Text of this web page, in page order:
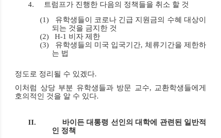
4.
트럼프가 진행한 다음의 정책들을 취소 할 것
(1)
유학생들이 코로나 긴급 지원금의
수혜 대상이
되는 것을 금지 한 것
(2)
H-1 비자 제한
(3)
유학생들의 미국 입국기간, 체류기간을 제한하
는 법
정도로 정리될 수 있겠다.
이처럼 상당 부분 유학생들과 방문 교수, 교환학생들에게
호의적인 것을 알 수 있다.
II.
바이든 대통령 선인의 대학에 관련된 일반적
인 정책